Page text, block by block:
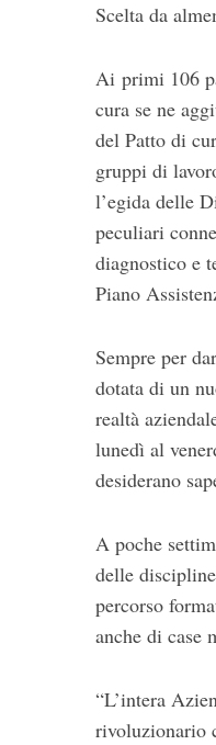
Scelta da
Ai primi 106
cura se ne
del Patto di
gruppi di
l’egida delle
peculiari
diagnostico e
Piano
Sempre per
dotata di un
realtà
lunedì al
desiderano
A poche
delle
percorso
anche di case
“L’intera
rivoluzionario